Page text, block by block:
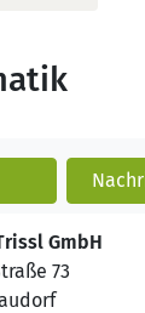
GmbH
73